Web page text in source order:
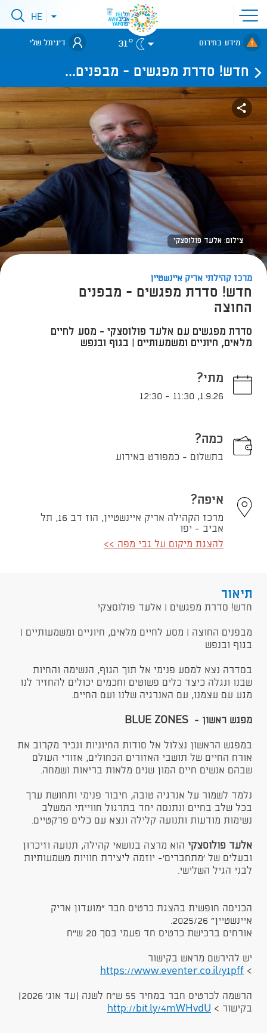
פתיחת
תפריט
אתר
לאתר עיריית
תל-אביב
פתיחתHE
מידע בחירום 31° דיגיתל שלי
חדש! סדרת מפגשים - מבפנים...
צילום: אלעד פולוסצקי
מרכז קהילתי אריק איינשטיין
חדש! סדרת מפגשים - מבפנים
החוצה
סדרת מפגשים עם אלעד פולוסצקי - מסע לחיים
מלאים, חיוניים ומשמעותיים | בגוף ובנפש
מתי?
1.9.26
,
11:30
-
12:30
כמה?
בתשלום - כמפורט באירוע
איפה?
מרכז הקהילה אריק איינשטיין, הוז דב 16, תל
אביב - יפו
להצגת מיקום על גבי מפה >>
תיאור
חדש! סדרת מפגשים | אלעד פולוסצקי
מבפנים החוצה | מסע לחיים מלאים, חיוניים ומשמעותיים |
בגוף ובנפש
בסדרה נצא למסע פנימי אל תוך הגוף, הנשימה והחיות
שבנו ונגלה כיצד כלים פשוטים וחכמים יכולים להחזיר לנו
מגע עם עצמנו, עם האנרגיה שלנו ועם החיים.
מפגש ראשון - BLUE ZONES
במפגש הראשון נצלול אל סודות החיוניות ונכיר מקרוב את
אורח החיים של תושבי האזורים הכחולים, אזורי העולם
שבהם אנשים חיים המון שנים מלאות בריאות ושמחה.
נלמד לשמור על אנרגיה טובה, חיבור פנימי ותחושת ערך
בכל שלב בחיים ונתנסה יחד בתרגול חווייתי המשלב
נשימות מודעות ותנועה קלילה ונצא עם כלים פרקטיים.
אלעד פולוסצקי הוא מרצה בנושאי קהילה, תנועה וזיכרון
ובעלים של 'מתחברים'- יוזמה ליצירת חוויות משמעותיות
לבני הגיל השלישי.
הכניסה חופשית בהצגת כרטיס חבר "מועדון אריק
איינשטיין" 2025/26.
אורחים ברכישת כרטיס חד פעמי בסך 20 ש''ח
יש להירשם מראש בקישור
>
https://www.eventer.co.il/y1pff
הרשמה לכרטיס חבר במחיר 55 ש"ח לשנה (עד אוג' 2026)
בקישור > http://bit.ly/4mWHvdU